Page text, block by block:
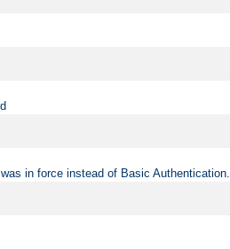
in force instead of Basic Authentication.